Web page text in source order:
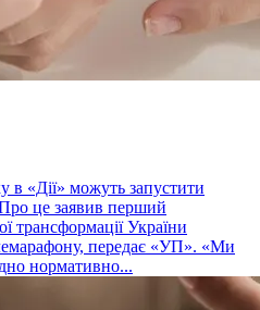
в «Дії» можуть запустити
це заявив перший
трансформації України
передає «УП». «Ми
нормативно...